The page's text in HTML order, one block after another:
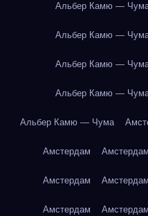
Альбер Камю —
Альбер Камю —
Альбер Камю —
Альбер Камю —
Альбер Камю — Чума
Амстердам Амстердам
Амстердам Амстердам
Амстердам Амстердам